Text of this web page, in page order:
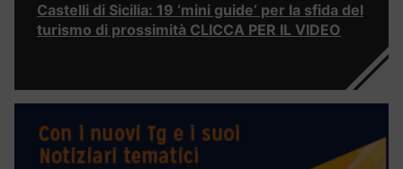
Castelli di Sicilia: 19 ‘mini guide’ per la sfida del
turismo di prossimità CLICCA PER IL VIDEO